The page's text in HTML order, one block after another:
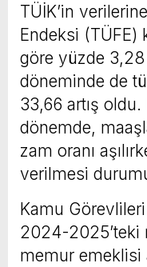
TÜİK’in
Endeksi (TÜFE)
göre yüzde
döneminde de
33,66 artış
dönemde,
zam oranı
verilmesi
Kamu
2024-2025’teki
memur emeklisi